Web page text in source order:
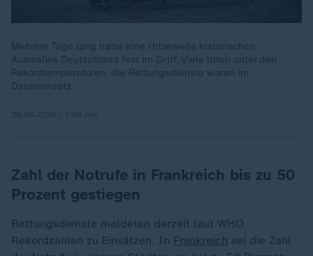
Mehrere Tage lang hatte eine Hitzewelle historischen
Ausmaßes Deutschland fest im Griff. Viele litten unter den
Rekordtemperaturen, die Rettungsdienste waren im
Dauereinsatz.
Zahl der Notrufe in Frankreich bis zu 50
Prozent gestiegen
Rettungsdienste meldeten derzeit laut WHO
Rekordzahlen zu Einsätzen. In Frankreich sei die Zahl